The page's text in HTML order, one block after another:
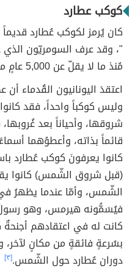
كوكب عطارد
كان يُرمز لكوكب عُطارد
"، وقد عرف السومريّون
مُنذ ما لا يقلّ عن 5,000 عامٍ من الآن.
اعتقدَ اليونانيون القُدماء
وليس كوكباً واحداً، فقد
شروقها، وأحياناً بعد
قائماً بذاته، وأعطوُهما
كانوا يعرفونَ كوكب عُطارد
(قبل شروق الشّمس) كانوا
الشّمس، وأمّا عندما يظهرُ
فيُسَمُّونه هيرمس، وهو
كانت له في اعتقادهم أجنحةٌ
بسُرعةٍ فائقةٍ من مكانٍ
دوران عُطارد حول الشّمس.[٣]